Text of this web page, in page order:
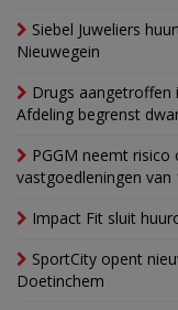
Siebel Juweliers
Nieuwegein
Drugs aangetroffen
Afdeling begrenst
PGGM neemt risico
vastgoedleningen van
Impact Fit sluit
SportCity opent
Doetinchem